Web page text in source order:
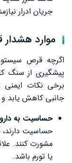
جریان ادرار
موارد
اگرچه قرص
پیشگیری از سنگ
برخی نکات
جانبی کاهش یابد و
حساسیت به
حساسیت
مشورت کنند.
یا تورم باشد.